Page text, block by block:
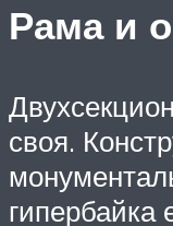
Рама и
своя.